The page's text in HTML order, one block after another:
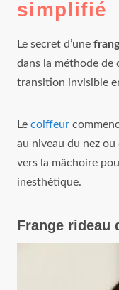
simplifié
Le secret d’une
dans la méthode de
transition invisible
Le coiffeur
au niveau du nez
vers la mâchoire
inesthétique.
Frange rideau